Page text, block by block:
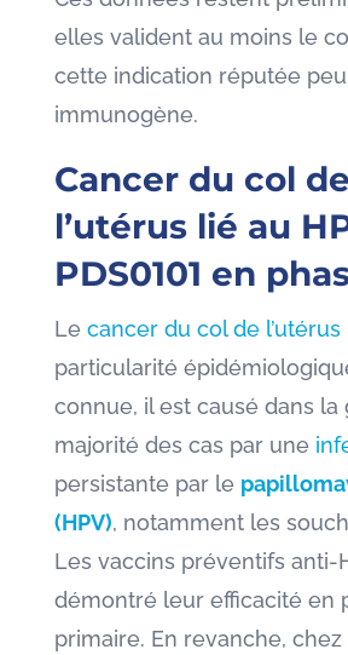
elles valident au moins le
cette indication réputée peu
immunogène.
Cancer du col de
l’utérus lié au
PDS0101 en
Le cancer du col de l’utérus
particularité
connue, il est causé dans la
majorité des cas par une
persistante par le
(HPV), notamment les
Les vaccins préventifs anti-
démontré leur efficacité en
primaire. En revanche,